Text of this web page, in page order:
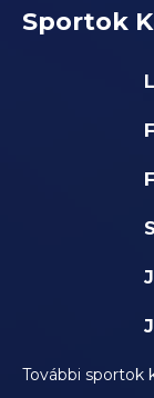
Sportok
További sportok